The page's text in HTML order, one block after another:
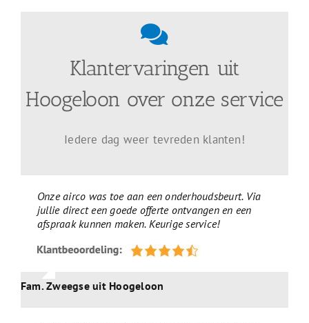
Klantervaringen uit
Hoogeloon over onze service
Iedere dag weer tevreden klanten!
Onze airco was toe aan een onderhoudsbeurt. Via
jullie direct een goede offerte ontvangen en een
afspraak kunnen maken. Keurige service!
Fam. Zweegse uit Hoogeloon